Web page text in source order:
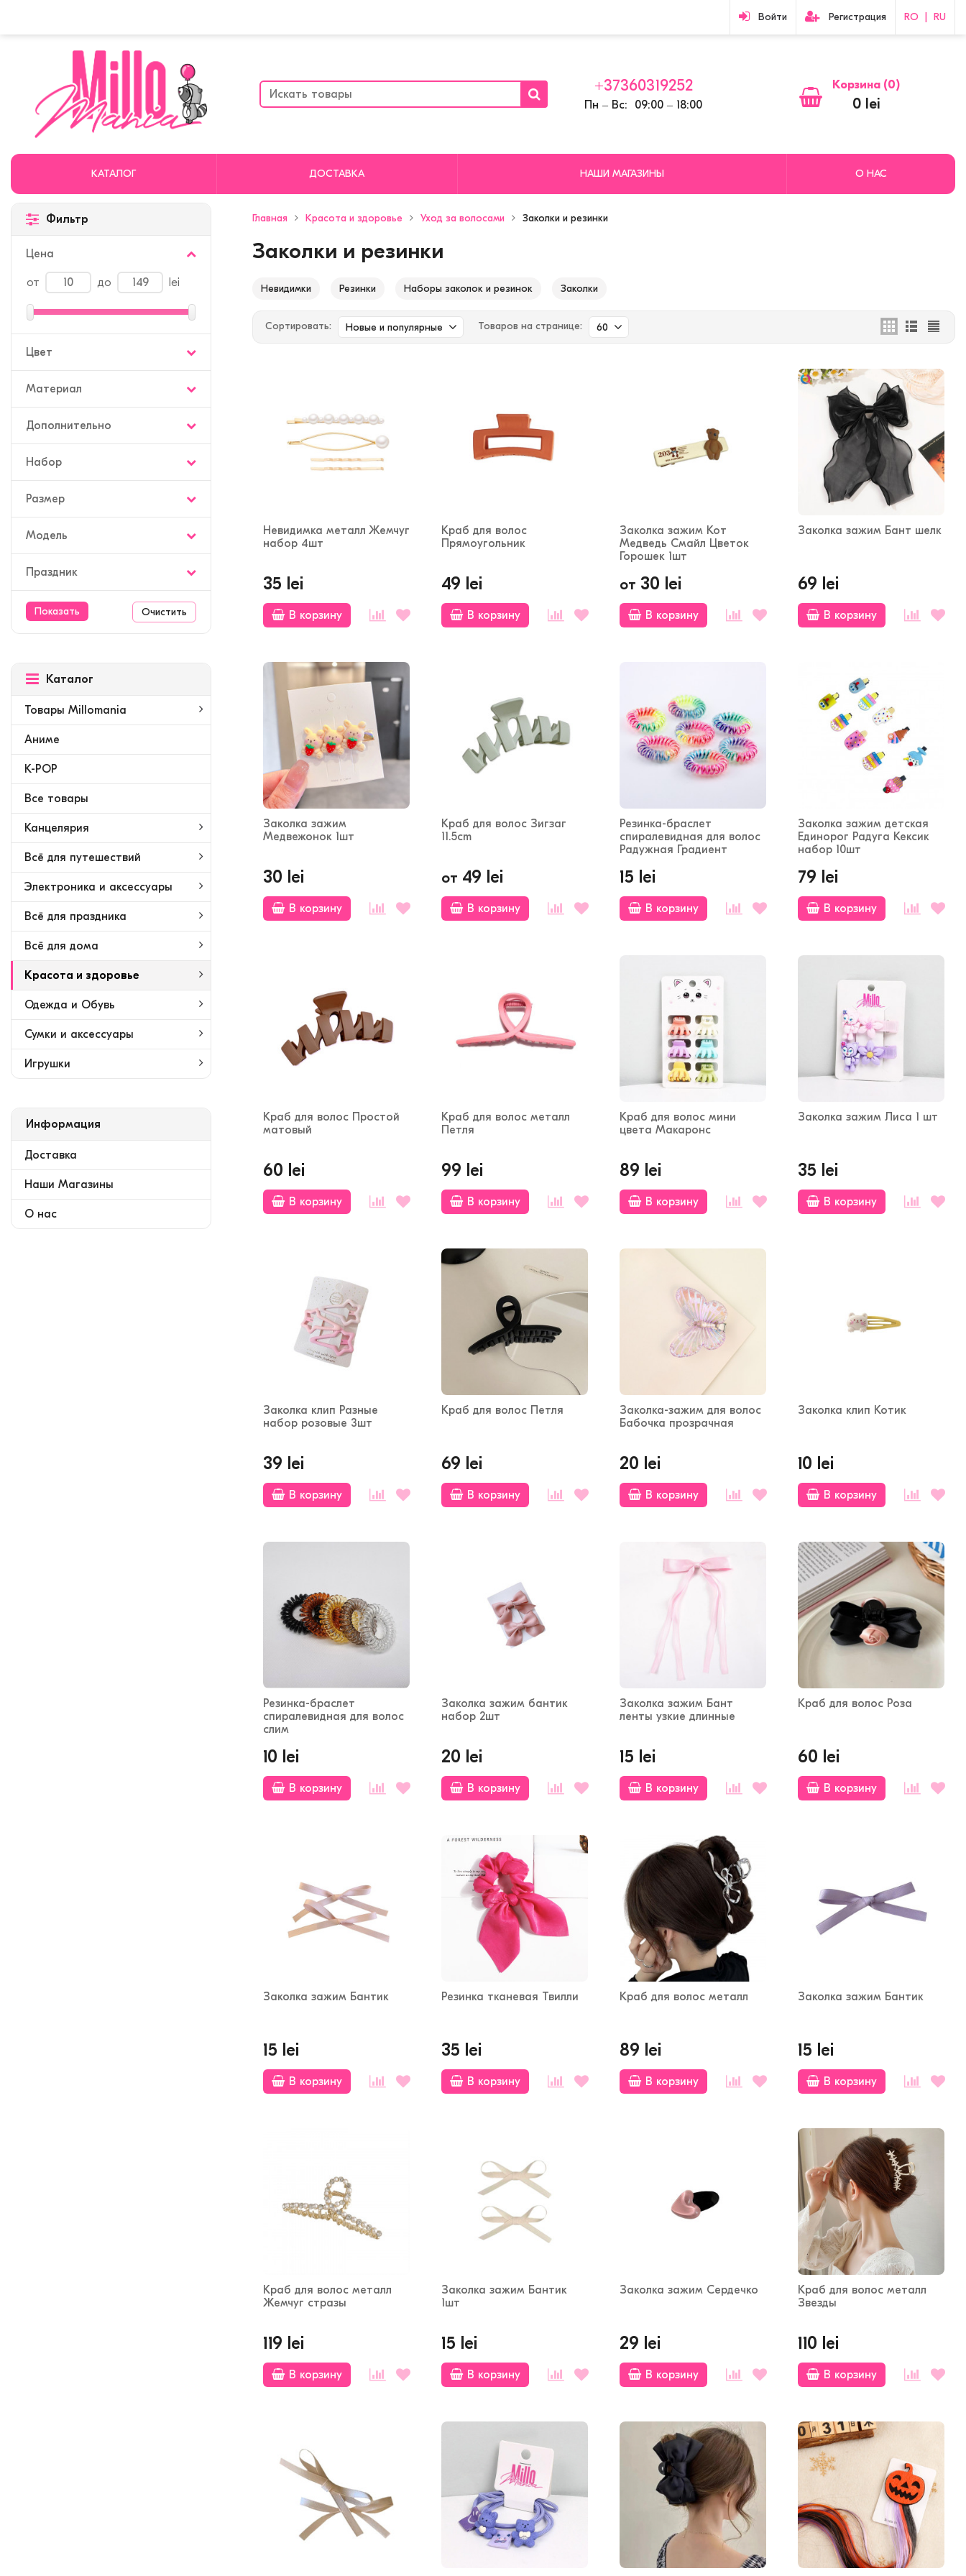
Войти Регистрация RO RU
+37360319252
Пн ‒ Вс: 09:00 ‒ 18:00
Корзина (0)
0 lei
КАТАЛОГ ДОСТАВКА НАШИ МАГАЗИНЫ О НАС
Главная Красота и здоровье Уход за волосами Заколки и резинки
Заколки и резинки
Невидимки Резинки Наборы заколок и резинок Заколки
Сортировать: Новые и популярные Товаров на странице: 60
Невидимка металл Жемчуг
набор 4шт
35 lei
В корзину
Краб для волос
Прямоугольник
49 lei
В корзину
Заколка зажим Кот
Медведь Смайл Цветок
Горошек 1шт
от 30 lei
В корзину
Заколка зажим Бант шелк
69 lei
В корзину
Заколка зажим
Медвежонок 1шт
30 lei
В корзину
Краб для волос Зигзаг
11.5cm
от 49 lei
В корзину
Резинка-браслет
спиралевидная для волос
Радужная Градиент
15 lei
В корзину
Заколка зажим детская
Единорог Радуга Кексик
набор 10шт
79 lei
В корзину
Краб для волос Простой
матовый
60 lei
В корзину
Краб для волос металл
Петля
99 lei
В корзину
Краб для волос мини
цвета Макаронс
89 lei
В корзину
Заколка зажим Лиса 1 шт
35 lei
В корзину
Заколка клип Разные
набор розовые 3шт
39 lei
В корзину
Краб для волос Петля
69 lei
В корзину
Заколка-зажим для волос
Бабочка прозрачная
20 lei
В корзину
Заколка клип Котик
10 lei
В корзину
Резинка-браслет
спиралевидная для волос
слим
10 lei
В корзину
Заколка зажим бантик
набор 2шт
20 lei
В корзину
Заколка зажим Бант
ленты узкие длинные
15 lei
В корзину
Краб для волос Роза
60 lei
В корзину
Заколка зажим Бантик
15 lei
В корзину
Резинка тканевая Твилли
35 lei
В корзину
Краб для волос металл
89 lei
В корзину
Заколка зажим Бантик
15 lei
В корзину
Краб для волос металл
Жемчуг стразы
119 lei
В корзину
Заколка зажим Бантик
1шт
15 lei
В корзину
Заколка зажим Сердечко
29 lei
В корзину
Краб для волос металл
Звезды
110 lei
В корзину
Фильтр
Цена
от до lei
Цвет
Материал
Дополнительно
Набор
Размер
Модель
Праздник
Очистить
Каталог
Товары Millomania
Аниме
K-POP
Bсе товары
Канцелярия
Всё для путешествий
Электроника и аксессуары
Всё для праздника
Всё для дома
Красота и здоровье
Одежда и Обувь
Сумки и аксессуары
Игрушки
Информация
Доставка
Наши Магазины
О нас